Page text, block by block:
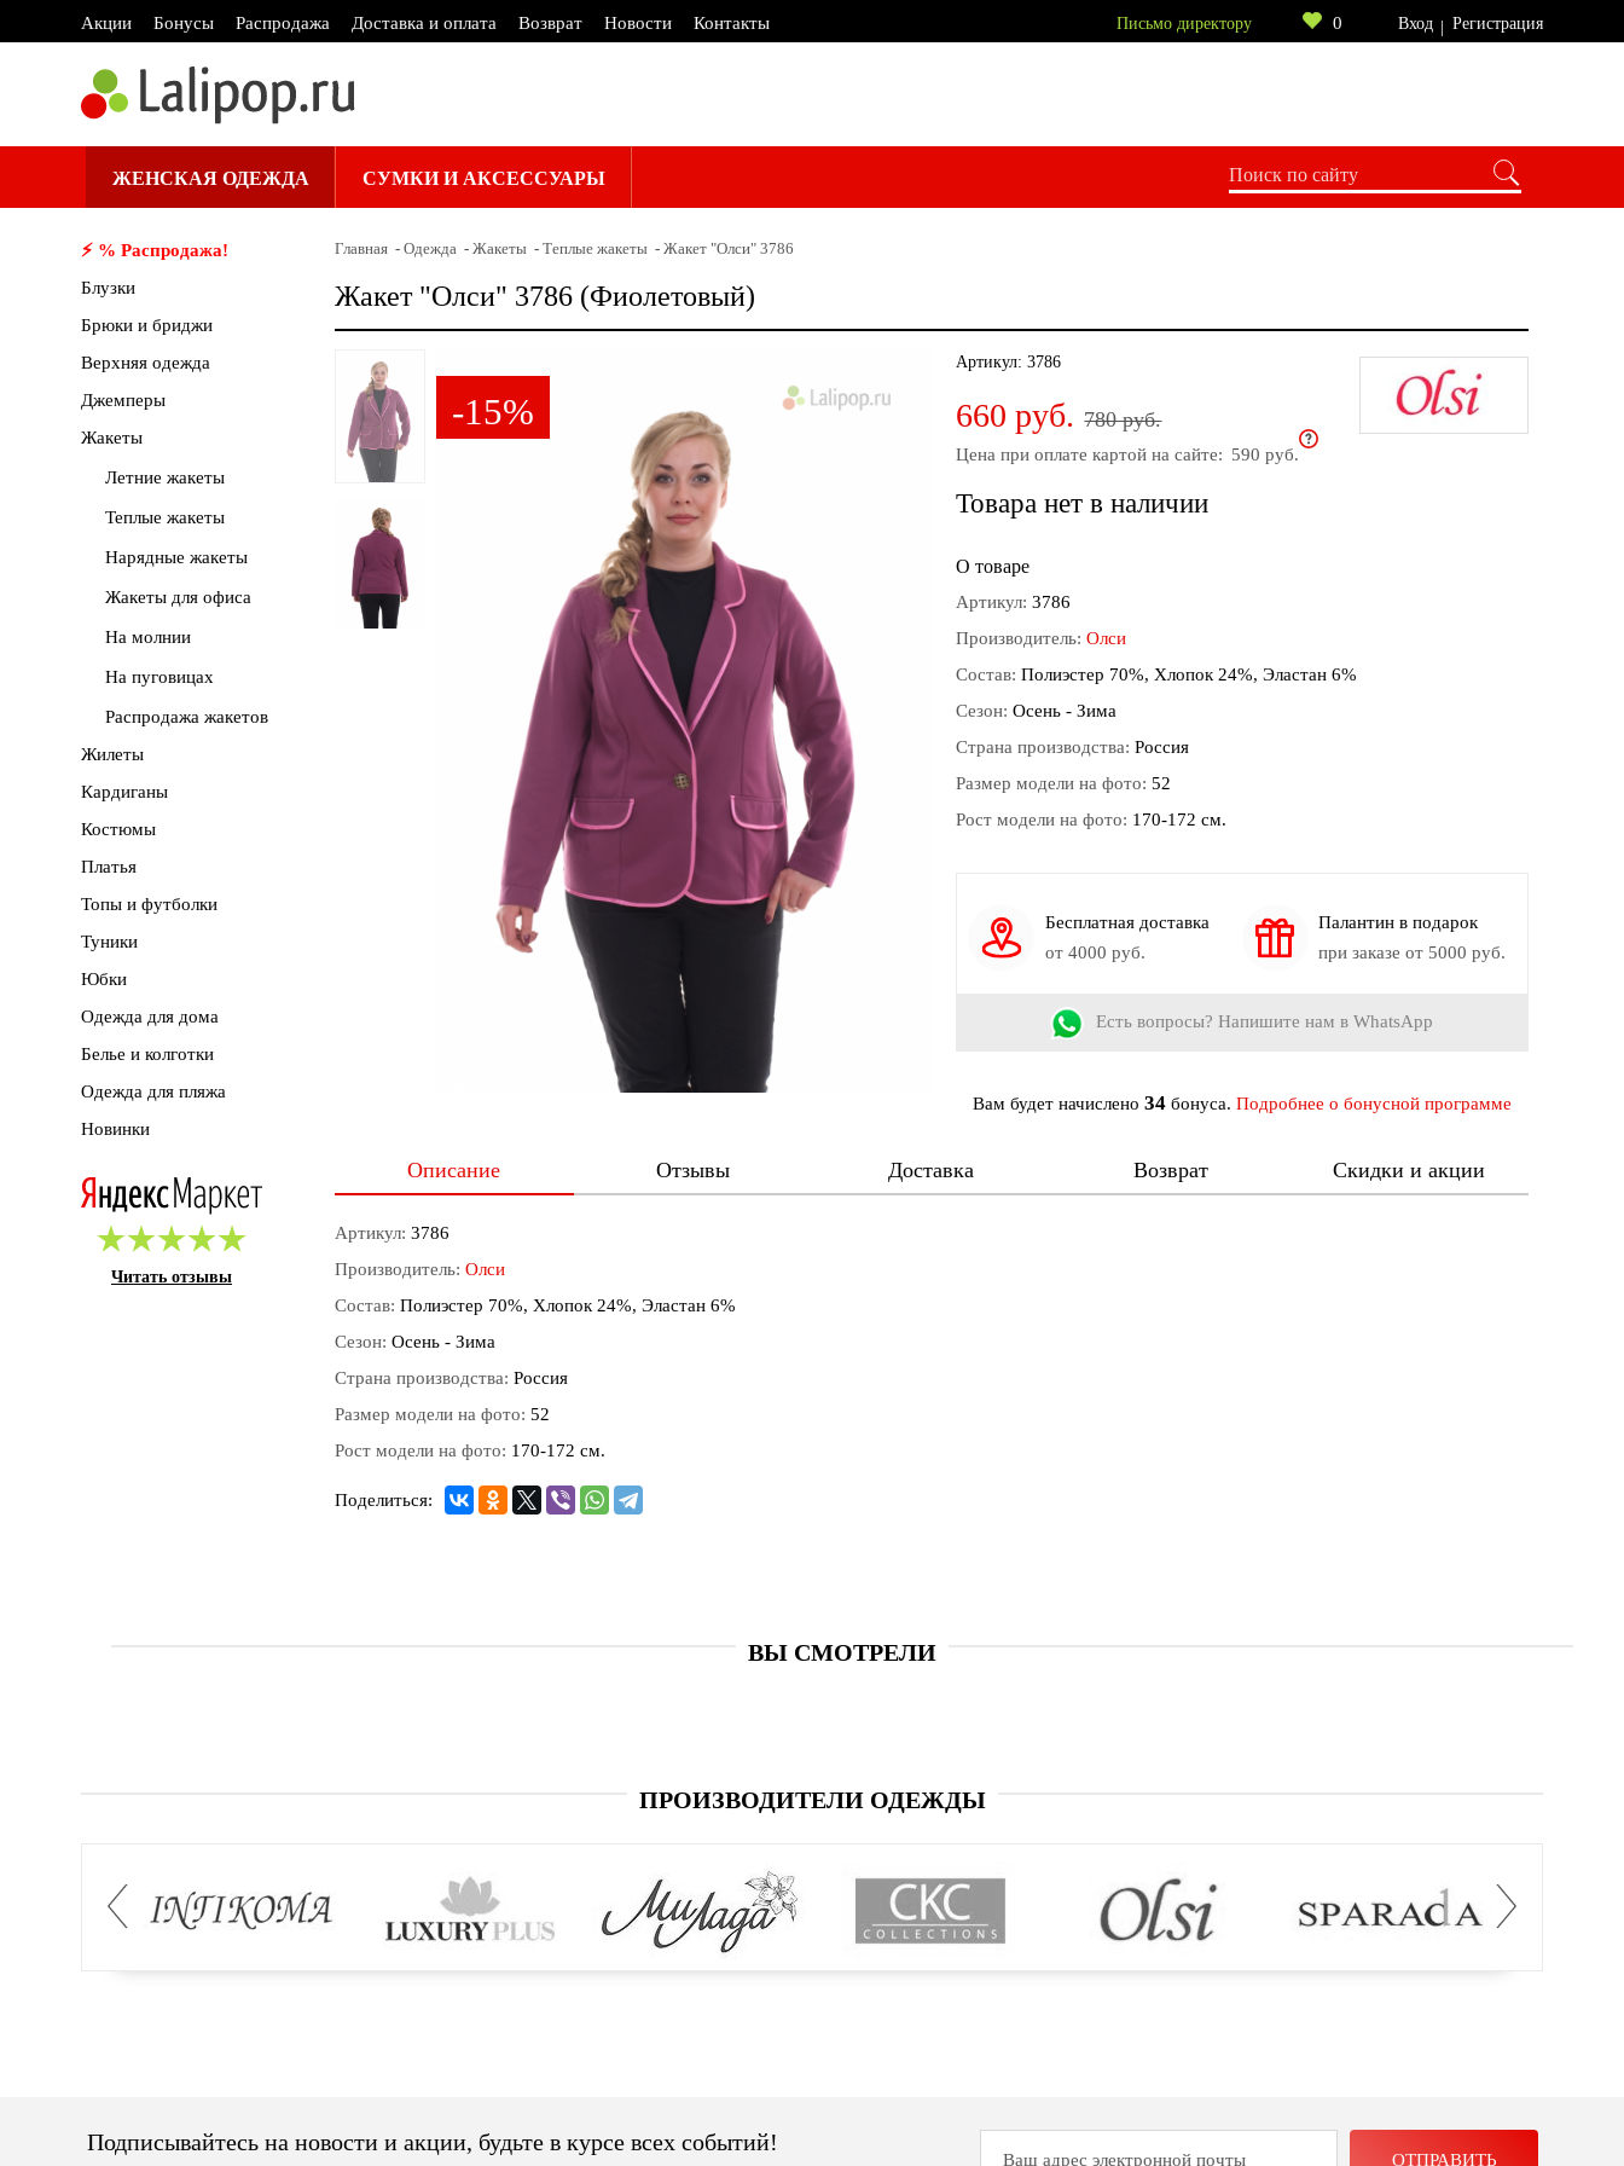
Акции Бонусы Распродажа Доставка и оплата Возврат Новости Контакты Письмо директору 0 Вход Регистрация
ЖЕНСКАЯ ОДЕЖДА СУМКИ И АКСЕССУАРЫ
⚡️ % Распродажа!
Блузки
Брюки и бриджи
Верхняя одежда
Джемперы
Жакеты
Летние жакеты
Теплые жакеты
Нарядные жакеты
Жакеты для офиса
На молнии
На пуговицах
Распродажа жакетов
Жилеты
Кардиганы
Костюмы
Платья
Топы и футболки
Туники
Юбки
Одежда для дома
Белье и колготки
Одежда для пляжа
Новинки
Читать отзывы
Главная Одежда Жакеты Теплые жакеты Жакет "Олси" 3786
Жакет "Олси" 3786 (Фиолетовый)
-15%
Артикул: 3786
660 руб. 780 руб.
Цена при оплате картой на сайте: 590 руб.
Товара нет в наличии
О товаре
Артикул: 3786
Производитель: Олси
Состав: Полиэстер 70%, Хлопок 24%, Эластан 6%
Сезон: Осень - Зима
Страна производства: Россия
Размер модели на фото: 52
Рост модели на фото: 170-172 см.
Бесплатная доставка
от 4000 руб.
Палантин в подарок
при заказе от 5000 руб.
Есть вопросы? Напишите нам в WhatsApp
Вам будет начислено 34бонуса. Подробнее о бонусной программе
Описание Отзывы Доставка Возврат Скидки и акции
Артикул: 3786
Производитель: Олси
Состав: Полиэстер 70%, Хлопок 24%, Эластан 6%
Сезон: Осень - Зима
Страна производства: Россия
Размер модели на фото: 52
Рост модели на фото: 170-172 см.
Поделиться:
ВЫ СМОТРЕЛИ
ПРОИЗВОДИТЕЛИ ОДЕЖДЫ
Подписывайтесь на новости и акции, будьте в курсе всех событий!